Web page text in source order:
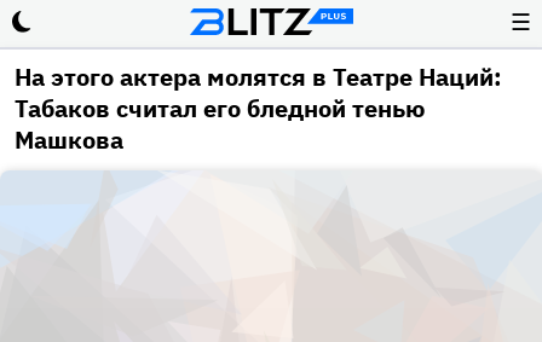
☰
На этого актера молятся в Театре Наций:
Табаков считал его бледной тенью
Машкова